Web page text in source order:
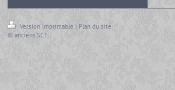
Version imprimable | Plan du site
© anciens.SCT